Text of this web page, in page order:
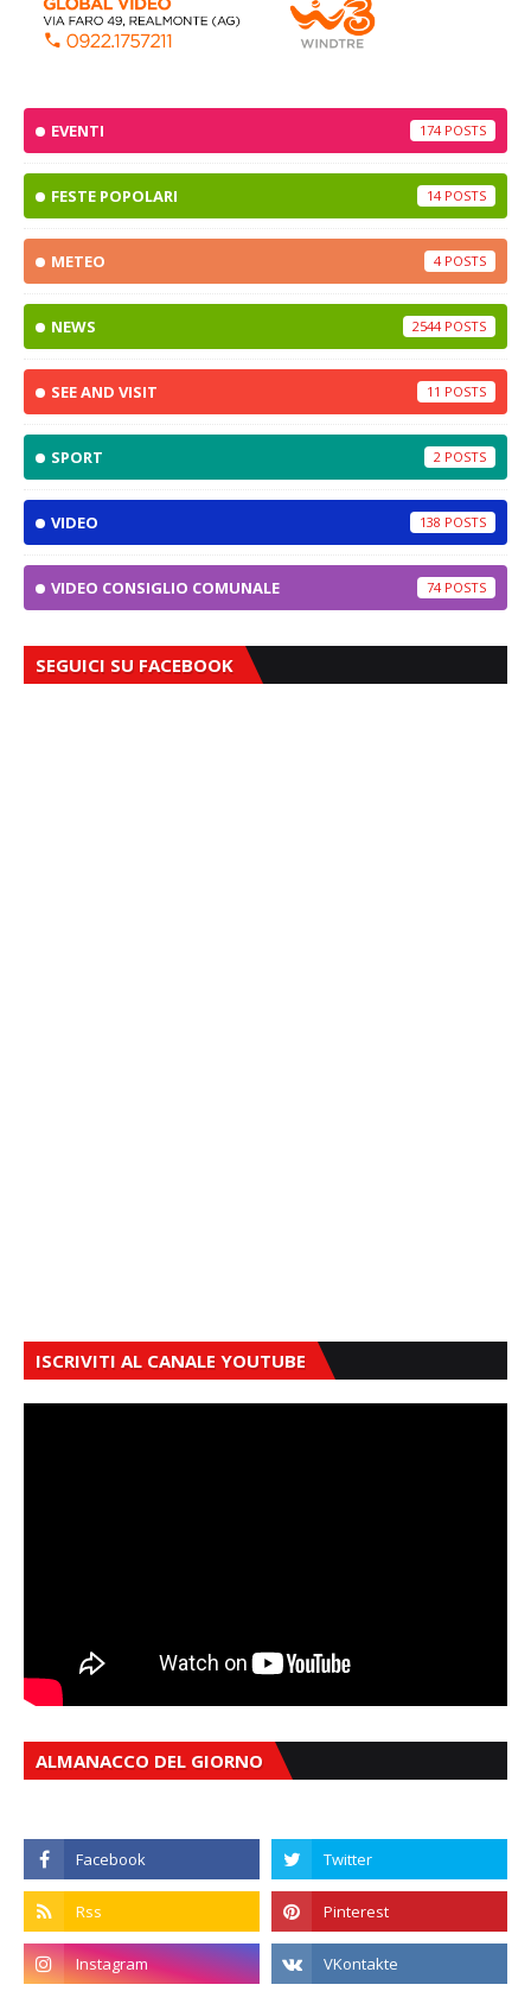
EVENTI 174
FESTE POPOLARI 14
METEO 4
NEWS 2544
SEE AND VISIT 11
SPORT 2
VIDEO 138
VIDEO CONSIGLIO COMUNALE 74
SEGUICI SU FACEBOOK
ISCRIVITI AL CANALE YOUTUBE
ALMANACCO DEL GIORNO